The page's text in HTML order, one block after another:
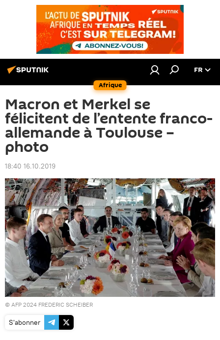
Afrique
FR
Macron et Merkel se
félicitent de l’entente franco-
allemande à Toulouse –
photo
18:40 16.10.2019
© AFP 2024 FREDERIC SCHEIBER
S'abonner